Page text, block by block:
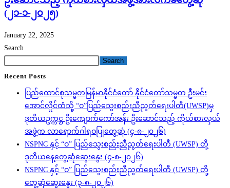
(၂၁-၁-၂၀၂၅)
January 22, 2025
Search
Search
Recent Posts
ပြည်ထောင်စုသမ္မတမြန်မာနိုင်ငံတော် နိုင်ငံတော်သမ္မတ ဦးမင်း
အောင်လှိုင်ထံသို့ “ဝ”ပြည်သွေးစည်းညီညွတ်ရေးပါတီ(UWSP)မှ
ဒုတိယဥက္ကဋ္ဌ ဦးကျောက်ကော်အန်း ဦးဆောင်သည့် ကိုယ်စားလှယ်
အဖွဲ့က လာရောက်ဂါရဝပြုတွေ့ဆုံ (၄-၈-၂၀၂၆)
NSPNC နှင့် “ဝ” ပြည်သွေးစည်းညီညွတ်ရေးပါတီ (UWSP) တို့
ဒုတိယနေ့တွေ့ဆုံဆွေးနွေး (၄-၈-၂၀၂၆)
NSPNC နှင့် “ဝ” ပြည်သွေးစည်းညီညွတ်ရေးပါတီ (UWSP) တို့
တွေ့ဆုံဆွေးနွေး (၃-၈-၂၀၂၆)